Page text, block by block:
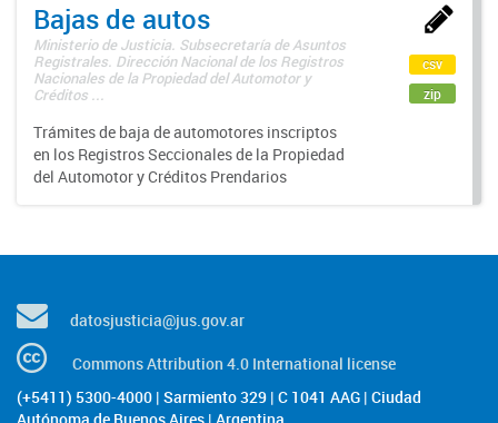
Bajas de autos
Ministerio de Justicia. Subsecretaría de Asuntos
Registrales. Dirección Nacional de los Registros
Nacionales de la Propiedad del Automotor y
Créditos ...
Trámites de baja de automotores inscriptos
en los Registros Seccionales de la Propiedad
del Automotor y Créditos Prendarios
csv
zip
datosjusticia@jus.gov.ar
Commons Attribution 4.0 International license
(+5411) 5300-4000 | Sarmiento 329 | C 1041 AAG | Ciudad